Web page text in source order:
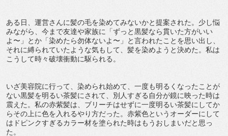
ある日、運営さんに髪の毛を染めてみないかと提案された。少し悩
みながら、今まで友達や家族に「ずっと黒髪なら貫いた方がいい
よ〜」とか「染めたら勿体ないよ〜」と言われたことを思い出し、
それに縛られていたような気もして、髪を染めようと決めた。私は
こうして時々破壊衝動に駆られる。
いざ美容院に行って、染められ始めて、一度も明るくなったことが
ない黒髪を明るい茶髪にされて、別人すぎる自分が鏡に映った時は
震えた。私の赤紫髪は、ブリーチはせずに一度明るい茶髪にしてか
らその上に色を入れるやり方だった。赤紫色というオーダーにして
はドピンクすぎるカラー材を塗られた時はもうおしまいだと思っ
た。